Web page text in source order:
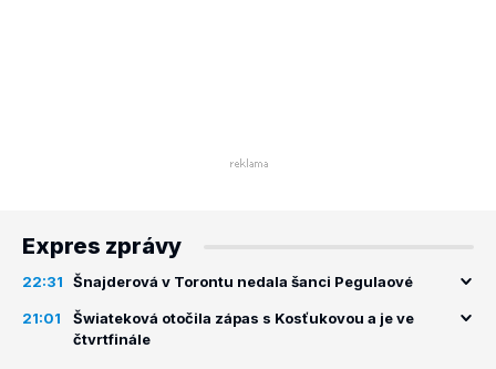
Expres zprávy
22:31 Šnajderová v Torontu nedala šanci Pegulaové
21:01
Šwiateková otočila zápas s Kosťukovou a je ve
čtvrtfinále